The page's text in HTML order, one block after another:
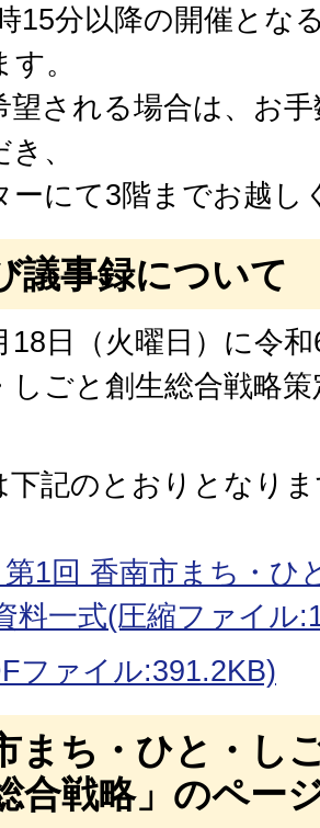
15分以降の開催とな
。
望される場合は、お
、
ーにて3階までお越し
議事録について
18日（火曜日）に令
しごと創生総合戦略
下記のとおりとなり
1回 香南市まち・ひ
料一式(圧縮ファイル
ファイル:391.2KB)
まち・ひと・し
合戦略」のペー